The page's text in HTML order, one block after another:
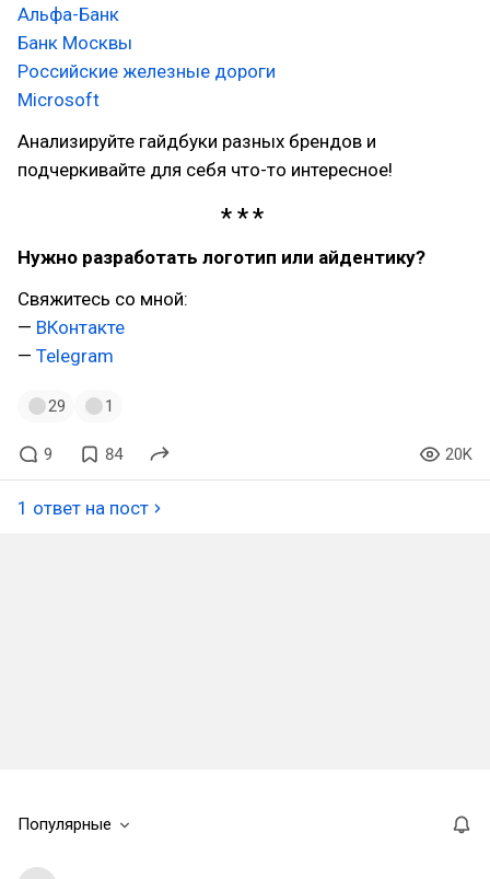
Альфа-Банк
Банк Москвы
Российские железные дороги
Microsoft
Анализируйте гайдбуки разных брендов и
подчеркивайте для себя что-то интересное!
Нужно разработать логотип или айдентику?
Свяжитесь со мной:
— ВКонтакте
— Telegram
29 1
9 84 20K
1 ответ на пост
Популярные